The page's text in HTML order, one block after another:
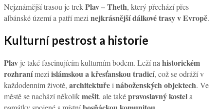
Nejznámější trasou je trekPlav – Theth, který přechází přes
albánské území a patří mezi nejkrásnější dálkové trasy v Evropě.
Kulturní pestrost a historie
Plav je také fascinujícím kulturním bodem. Leží na historickém
rozhranímezi islámskou a křesťanskou tradicí, což se odráží v
každodenním životě, architektuřei náboženských objektech. Ve
městě se nachází několikmešit, ale taképravoslavný kostela